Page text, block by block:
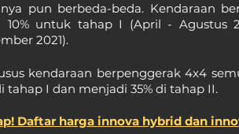
pun berbeda-beda. Kendaraan
10% untuk tahap I (April - Agustus
2021).
kendaraan berpenggerak 4x4
tahap I dan menjadi 35% di tahap II.
Daftar harga innova hybrid dan